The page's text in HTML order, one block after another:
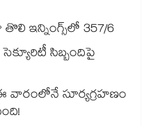
ఇన్నింగ్స్‌‌లో 357/6
సెక్యూరిటీ సిబ్బందిపై
వారంలోనే సూర్యగ్రహణం